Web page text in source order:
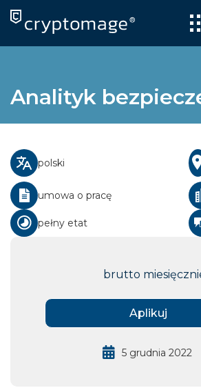
content
Analityk
polski
umowa o pracę
pełny etat
brutto
Aplikuj
5 grudnia 2022